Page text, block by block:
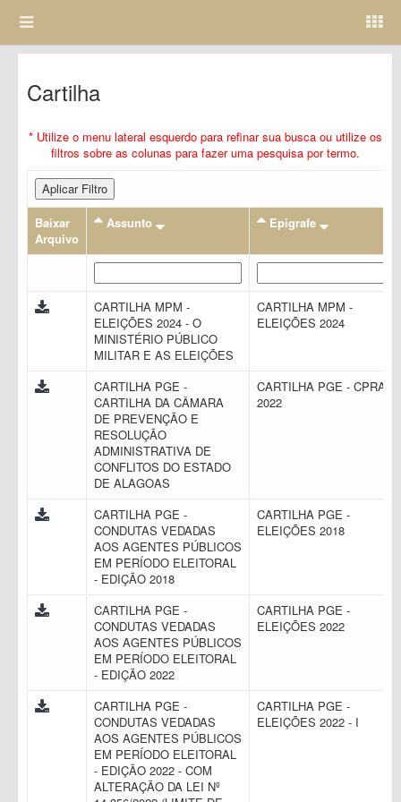
Cartilha
* Utilize o menu lateral esquerdo para refinar sua busca ou utilize os
filtros sobre as colunas para fazer uma pesquisa por termo.
Aplicar Filtro
Baixar
Arquivo
Assunto Epigrafe
CARTILHA MPM -
ELEIÇÕES 2024 - O
MINISTÉRIO PÚBLICO
MILITAR E AS ELEIÇÕES
CARTILHA MPM -
ELEIÇÕES 2024
CARTILHA PGE -
CARTILHA DA CÂMARA
DE PREVENÇÃO E
RESOLUÇÃO
ADMINISTRATIVA DE
CONFLITOS DO ESTADO
DE ALAGOAS
CARTILHA PGE - CPRAC
2022
CARTILHA PGE -
CONDUTAS VEDADAS
AOS AGENTES PÚBLICOS
EM PERÍODO ELEITORAL
- EDIÇÃO 2018
CARTILHA PGE -
ELEIÇÕES 2018
CARTILHA PGE -
CONDUTAS VEDADAS
AOS AGENTES PÚBLICOS
EM PERÍODO ELEITORAL
- EDIÇÃO 2022
CARTILHA PGE -
ELEIÇÕES 2022
CARTILHA PGE -
CONDUTAS VEDADAS
AOS AGENTES PÚBLICOS
EM PERÍODO ELEITORAL
- EDIÇÃO 2022 - COM
ALTERAÇÃO DA LEI Nº
CARTILHA PGE -
ELEIÇÕES 2022 - I